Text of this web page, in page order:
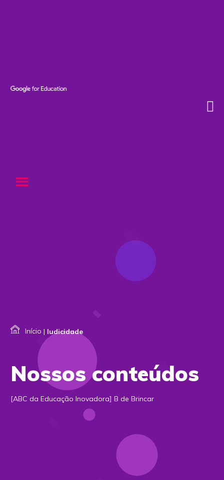
Início | ludicidade
Nossos conteúdos
[ABC da Educação Inovadora] B de Brincar